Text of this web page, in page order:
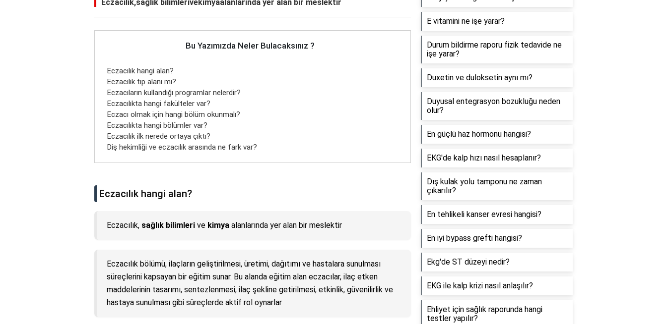
Eczacılık,sağlık bilimlerivekimyaalanlarında yer alan bir meslektir
Bu Yazımızda Neler Bulacaksınız ?
Eczacılık hangi alan?
Eczacılık tıp alanı mı?
Eczacıların kullandığı programlar nelerdir?
Eczacılıkta hangi fakülteler var?
Eczacı olmak için hangi bölüm okunmalı?
Eczacılıkta hangi bölümler var?
Eczacılık ilk nerede ortaya çıktı?
Diş hekimliği ve eczacılık arasında ne fark var?
Eczacılık hangi alan?
Eczacılık, sağlık bilimleri ve kimya alanlarında yer alan bir meslektir
Eczacılık bölümü, ilaçların geliştirilmesi, üretimi, dağıtımı ve hastalara sunulması
süreçlerini kapsayan bir eğitim sunar. Bu alanda eğitim alan eczacılar, ilaç etken
maddelerinin tasarımı, sentezlenmesi, ilaç şekline getirilmesi, etkinlik, güvenilirlik ve
hastaya sunulması gibi süreçlerde aktif rol oynarlar
E vitamini ne işe yarar?
Durum bildirme raporu fizik tedavide ne
işe yarar?
Duxetin ve duloksetin aynı mı?
Duyusal entegrasyon bozukluğu neden
olur?
En güçlü haz hormonu hangisi?
EKG'de kalp hızı nasıl hesaplanır?
Dış kulak yolu tamponu ne zaman
çıkarılır?
En tehlikeli kanser evresi hangisi?
En iyi bypass grefti hangisi?
Ekg'de ST düzeyi nedir?
EKG ile kalp krizi nasıl anlaşılır?
Ehliyet için sağlık raporunda hangi
testler yapılır?